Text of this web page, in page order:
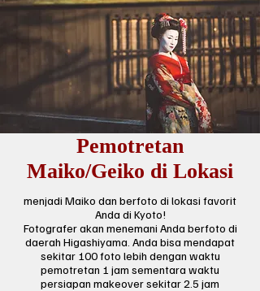
Pemotretan
Maiko/Geiko di Lokasi
menjadi Maiko dan berfoto di lokasi favorit
Anda di Kyoto!
Fotografer akan menemani Anda berfoto di
daerah Higashiyama. Anda bisa mendapat
sekitar 100 foto lebih dengan waktu
pemotretan 1 jam sementara waktu
persiapan makeover sekitar 2.5 jam